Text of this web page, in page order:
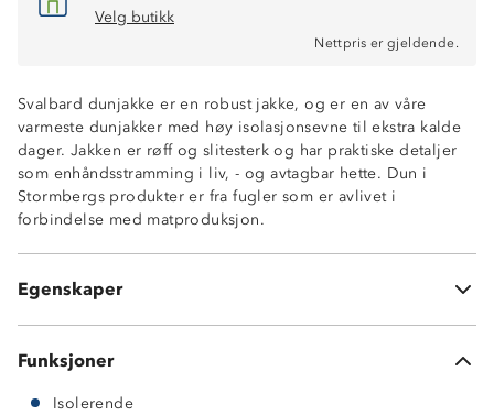
Velg butikk
Nettpris er gjeldende.
Svalbard dunjakke er en robust jakke, og er en av våre
varmeste dunjakker med høy isolasjonsevne til ekstra kalde
dager. Jakken er røff og slitesterk og har praktiske detaljer
som enhåndsstramming i liv, - og avtagbar hette. Dun i
Stormbergs produkter er fra fugler som er avlivet i
forbindelse med matproduksjon.
Egenskaper
Vindtett
Vannavstøtende
To glidelåslommer
Regularbar, fast hette
Stormklaff
Enhåndsstramming nederst
GX2000 yttermateriale (65% polyester og 35% bomull)
Funksjoner
Isolerende